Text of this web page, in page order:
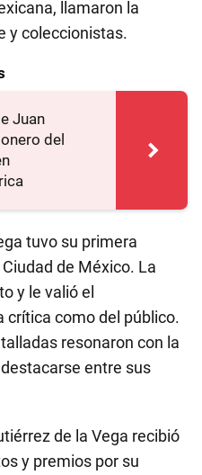
llamaron la
y coleccionistas.
Juan
del
tuvo su primera
de México. La
y le valió el
crítica como del público.
resonaron con la
entre sus
de la Vega recibió
y premios por su